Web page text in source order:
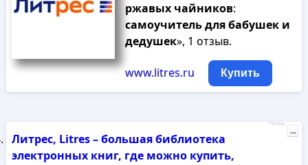
ржавых чайников:
самоучительдлябабушек и
дедушек», 1 отзыв.
www.litres.ru Купить
Литрес, Litres – большая библиотека
электронных книг, где можно купить,
Реклама
...